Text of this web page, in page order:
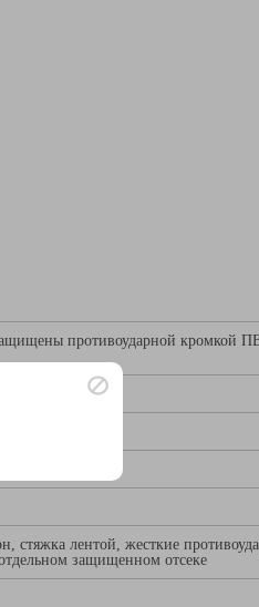
противоударной кромкой
стяжка лентой, жесткие
защищенном отсеке